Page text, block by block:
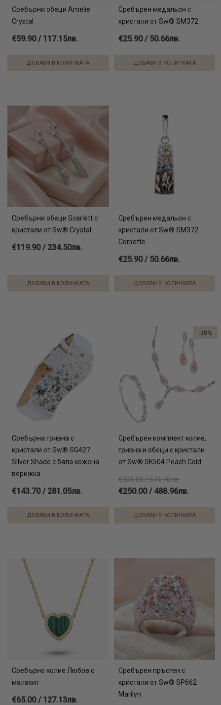
Сребърни обеци Amelie
Crystal
€59.90 / 117.15лв.
ДОБАВИ В КОЛИЧКАТА
Сребърен медальон с
кристали от Sw® SМ372
€25.90 / 50.66лв.
ДОБАВИ В КОЛИЧКАТА
Сребърни обеци Scarlett с
кристали от Sw® Crystal
€119.90 / 234.50лв.
ДОБАВИ В КОЛИЧКАТА
Сребърен медальон с
кристали от Sw® SМ372
Corsette
€25.90 / 50.66лв.
ДОБАВИ В КОЛИЧКАТА
Сребърна гривна с
кристали от Sw® SG427
SIlver Shade с бяла кожена
верижка
€143.70 / 281.05лв.
ДОБАВИ В КОЛИЧКАТА
Сребърен комплект колие,
гривна и обеци с кристали
от Sw® SK504 Peach Gold
€345.00 / 674.76лв.
€250.00 / 488.96лв.
ДОБАВИ В КОЛИЧКАТА
-28%
Сребърно колие Любов с
малахит
€65.00 / 127.13лв.
Сребърен пръстен с
кристали от Sw® SP662
Marilyn